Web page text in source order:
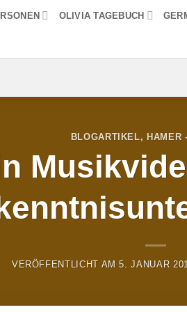
OLIVIA TAGEBUCH
BLOGARTIKEL, HAMER
VERÖFFENTLICHT AM5. JANUAR